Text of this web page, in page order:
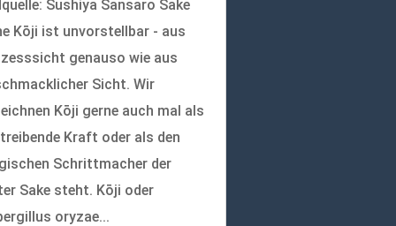
Sushiya Sansaro Sake
Kōji ist unvorstellbar - aus
genauso wie aus
Sicht. Wir
Kōji gerne auch mal als
Kraft oder als den
Schrittmacher der
Sake steht. Kōji oder
oryzae...